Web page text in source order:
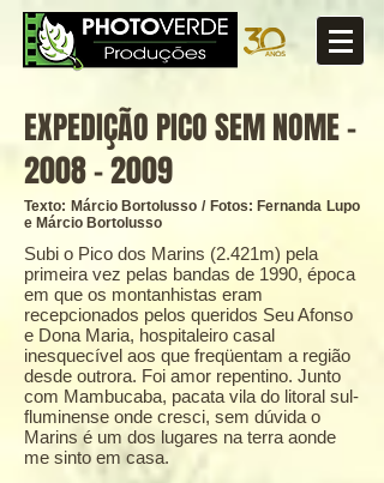
EXPEDIÇÃO PICO SEM NOME -
2008 - 2009
Texto: Márcio Bortolusso / Fotos: Fernanda Lupo
e Márcio Bortolusso
Subi o Pico dos Marins (2.421m) pela
primeira vez pelas bandas de 1990, época
em que os montanhistas eram
recepcionados pelos queridos Seu Afonso
e Dona Maria, hospitaleiro casal
inesquecível aos que freqüentam a região
desde outrora. Foi amor repentino. Junto
com Mambucaba, pacata vila do litoral sul-
fluminense onde cresci, sem dúvida o
Marins é um dos lugares na terra aonde
me sinto em casa.